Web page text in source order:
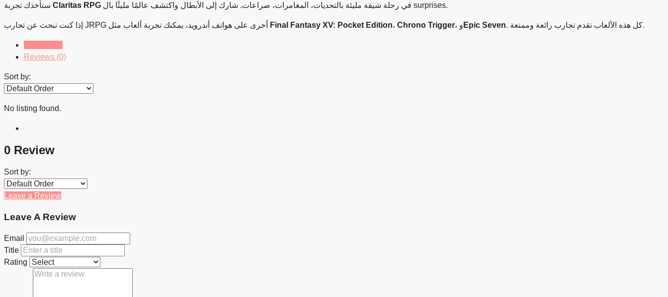
Claritas RPG في رحلة شيقة مليئة بالتحديات، المغامرات، صراعات. شارك إلى الأبطال واكتشف عالمًا مليئًا بال surprises.
Final Fantasy XV: Pocket Edition، Chrono Trigger ، و Epic Seven . كل هذه الألعاب تقدم تجارب رائعة وممتعة.
Reviews (0)
Sort by:
No listing found.
0 Review
Sort by:
Leave a Review
Leave A Review
Email
Title
Rating